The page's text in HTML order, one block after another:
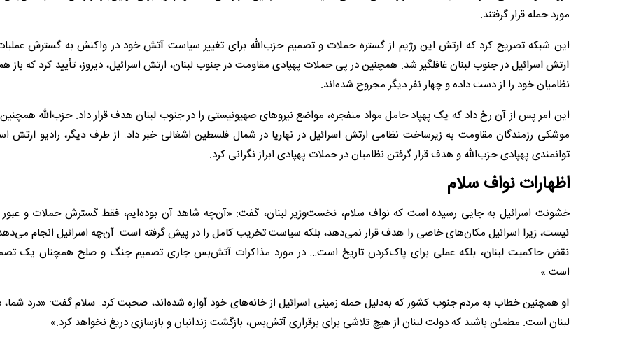
مورد حمله قرار گرفتند.
این شبکه تصریح کرد که ارتش این رژیم از گستره حملات و تصمیم حزب‌الله برای تغییر سیاست آتش خود در واکنش به گسترش
ارتش اسرائیل در جنوب لبنان غافلگیر شد. همچنین در پی حملات پهپادی مقاومت در جنوب لبنان، ارتش اسرائیل، دیروز، تأیید کرد که باز
نظامیان خود را از دست داده و چهار نفر دیگر مجروح شده‌اند.
این امر پس از آن رخ داد که یک پهپاد حامل مواد منفجره، مواضع نیروهای صهیونیستی را در جنوب لبنان هدف قرار داد. حزب‌الله
موشکی رزمندگان مقاومت به زیرساخت نظامی ارتش اسرائیل در نهاریا در شمال فلسطین اشغالی خبر داد. از طرف دیگر، رادیو ارتش
توانمندی پهپادی حزب‌الله و هدف قرار گرفتن نظامیان در حملات پهپادی ابراز نگرانی کرد.
اظهارات نواف سلام
خشونت اسرائیل به جایی رسیده است که نواف سلام، نخست‌وزیر لبنان، گفت: «آن‌چه شاهد آن بوده‌ایم، فقط گسترش حملات و عبور
نیست، زیرا اسرائیل مکان‌های خاصی را هدف قرار نمی‌دهد، بلکه سیاست تخریب کامل را در پیش گرفته است. آن‌چه اسرائیل انجام
نقض حاکمیت لبنان، بلکه عملی برای پاک‌کردن تاریخ است… در مورد مذاکرات آتش‌بس جاری تصمیم جنگ و صلح همچنان یک
است.»
او همچنین خطاب به مردم جنوب کشور که به‌دلیل حمله زمینی اسرائیل از خانه‌های خود آواره شده‌اند، صحبت کرد. سلام گفت: «درد شما،
لبنان است. مطمئن باشید که دولت لبنان از هیچ تلاشی برای برقراری آتش‌بس، بازگشت زندانیان و بازسازی دریغ نخواهد کرد.»